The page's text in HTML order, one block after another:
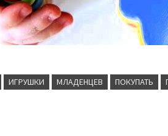
ИГРУШКИ МЛАДЕНЦЕВ ПОКУПАТЬ